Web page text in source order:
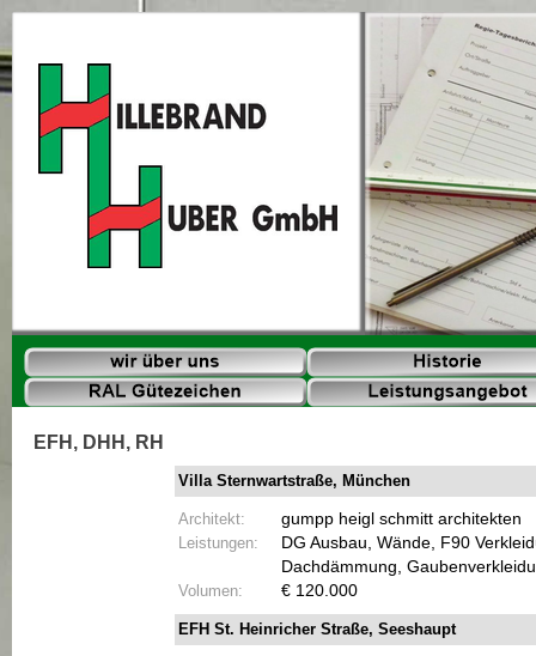
EFH, DHH, RH
Villa Sternwartstraße, München
Architekt:
Leistungen:
Volumen:
gumpp heigl schmitt architekten
DG Ausbau, Wände, F90
Dachdämmung,
€ 120.000
EFH St. Heinricher Straße, Seeshaupt